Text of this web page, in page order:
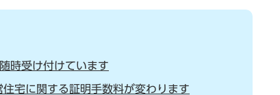
時受け付けています
宅に関する証明手数料が変わります